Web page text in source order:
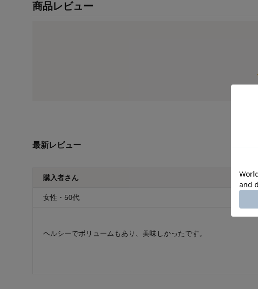
商品レビュー
最新レビュー
購入者さん
女性・50代
ヘルシーでボリュームもあり、美味しかったです。